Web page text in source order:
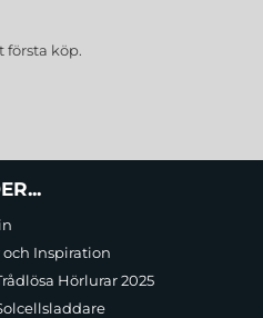
första köp.
Inspiration
Hörlurar 2025